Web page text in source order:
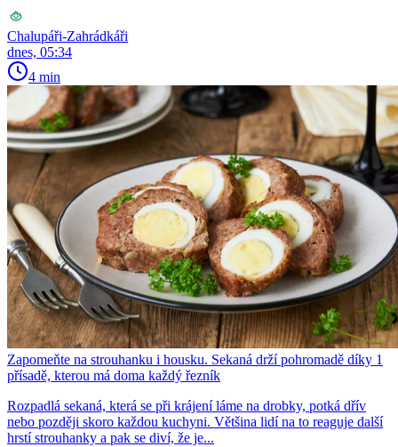
Chalupáři-Zahrádkáři
dnes, 05:34
4 min
Zapomeňte na strouhanku i housku. Sekaná drží pohromadě díky 1
přísadě, kterou má doma každý řezník
Rozpadlá sekaná, která se při krájení láme na drobky, potká dřív
nebo později skoro každou kuchyni. Většina lidí na to reaguje další
hrstí strouhanky a pak se diví, že je...